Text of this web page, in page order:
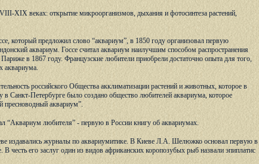
XIX веках: открытие микроорганизмов, дыхания и фотосинтеза растений,
который предложил слово “аквариум”, в 1850 году организовал первую
аквариум. Госсе считал аквариум наилучшим способом распространения
в 1867 году. Французские любители приобрели достаточно опыта для того,
аквариума.
российского Общества акклиматизации растений и животных, которое в
Санкт-Петербурге было создано общество любителей аквариума, которое
пресноводный аквариум”.
“Аквариум любителя” - первую в России книгу об аквариумах.
издавались журналы по аквариумитике. В Киеве Л.А. Шелюжко основал первую в
его заслуг один из видов африканских коропозубых рыб назвали эпиплатис